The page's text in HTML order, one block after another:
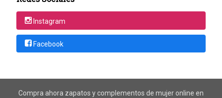
Instagram
Facebook
Compra ahora zapatos y complementos de mujer online en